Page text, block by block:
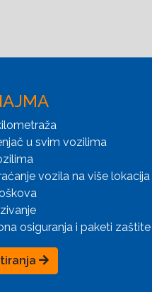
u svim vozilima
vozila na više
osiguranja i paketi